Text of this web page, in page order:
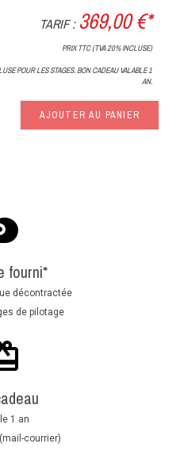
TARIF : 369,00 €*
PRIX TTC (TVA 20% INCLUSE)
POUR LES STAGES. BON CADEAU VALABLE 1
AN.
AJOUTER AU PANIER
fourni*
décontractée
de pilotage
1 an
courrier)